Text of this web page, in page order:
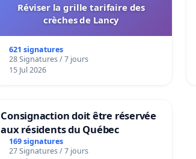
Réviser la grille tarifaire des
crèches de Lancy
621 signatures
28 Signatures / 7 jours
15 Jul 2026
Consignaction doit être réservée
aux résidents du Québec
169 signatures
27 Signatures / 7 jours